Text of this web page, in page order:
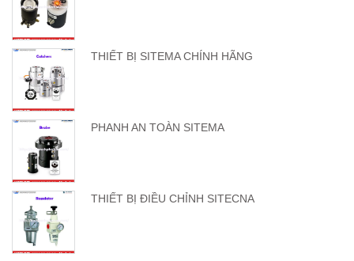
THIẾT BỊ SITEMA CHÍNH HÃNG
PHANH AN TOÀN SITEMA
THIẾT BỊ ĐIỀU CHỈNH SITECNA